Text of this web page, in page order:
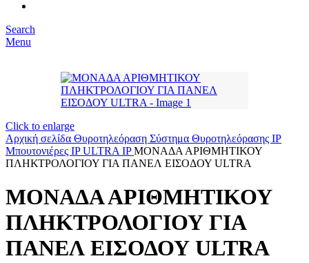
Search
Menu
Click to enlarge
Αρχική σελίδα Θυροτηλεόραση Σύστημα Θυροτηλεόρασης IP
Μπουτονιέρες IPULTRA IPΜΟΝΑΔΑ ΑΡΙΘΜΗΤΙΚΟΥ
ΠΛΗΚΤΡΟΛΟΓΙΟΥ ΓΙΑ ΠΑΝΕΛ ΕΙΣΟΔΟΥ ULTRA
ΜΟΝΑΔΑ ΑΡΙΘΜΗΤΙΚΟΥ
ΠΛΗΚΤΡΟΛΟΓΙΟΥ ΓΙΑ
ΠΑΝΕΛ ΕΙΣΟΔΟΥ ULTRA